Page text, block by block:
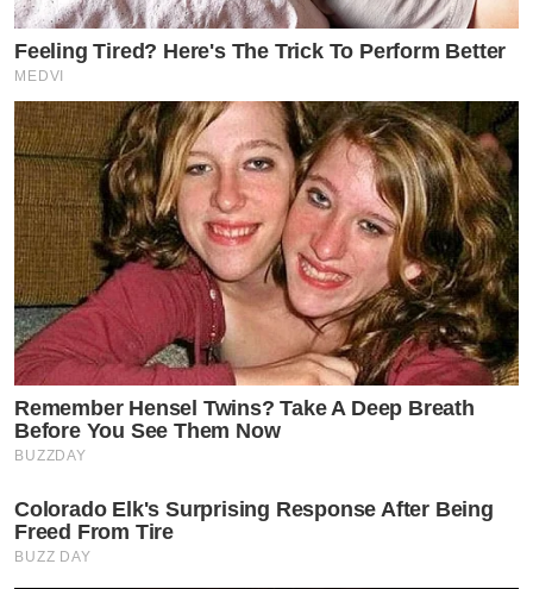
Feeling Tired? Here's The Trick To Perform Better
MEDVI
Remember Hensel Twins? Take A Deep Breath
Before You See Them Now
BUZZDAY
Colorado Elk's Surprising Response After Being
Freed From Tire
BUZZ DAY